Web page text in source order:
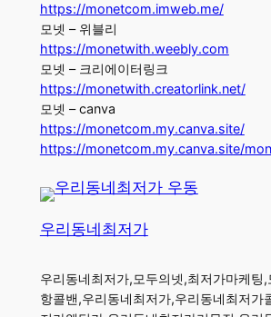
https://monetcom.imweb.me/
모넷 – 위블리
https://monetwith.weebly.com
모넷 – 크리에이터링크
https://monetwith.creatorlink.net/
모넷 – canva
https://monetcom.my.canva.site/
https://monetcom.my.canva.site/
우리동네최저가
우리동네최저가,모두의넷,최저가마케팅
항콜밴,우리동네최저가,우리동네최저가